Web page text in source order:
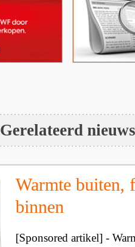
Gerelateerd nieuws
Warmte buiten,
binnen
[Sponsored artikel] -